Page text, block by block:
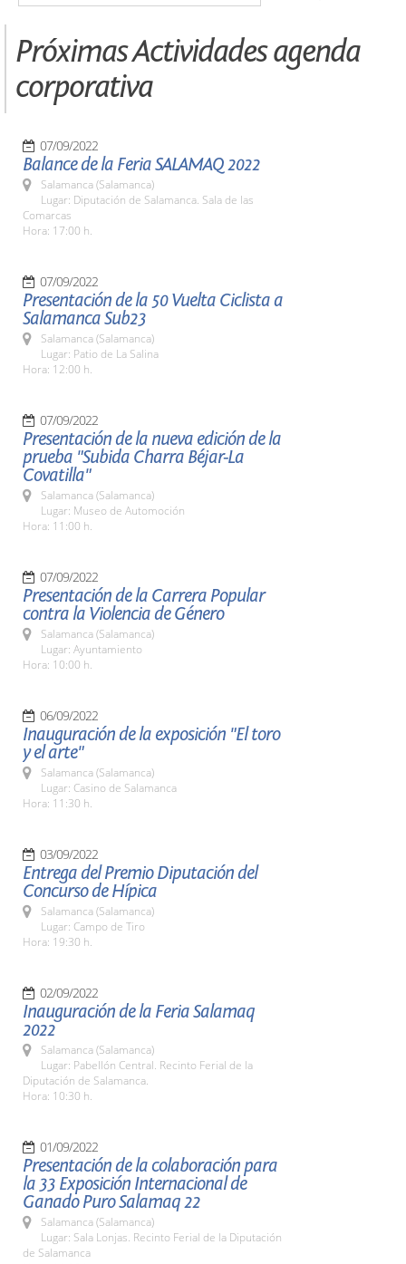
Próximas Actividades agenda
corporativa
07/09/2022
Balance de la Feria SALAMAQ 2022
Salamanca (Salamanca)
Lugar: Diputación de Salamanca. Sala de las
Comarcas
Hora: 17:00 h.
07/09/2022
Presentación de la 50 Vuelta Ciclista a
Salamanca Sub23
Salamanca (Salamanca)
Lugar: Patio de La Salina
Hora: 12:00 h.
07/09/2022
Presentación de la nueva edición de la
prueba "Subida Charra Béjar-La
Covatilla"
Salamanca (Salamanca)
Lugar: Museo de Automoción
Hora: 11:00 h.
07/09/2022
Presentación de la Carrera Popular
contra la Violencia de Género
Salamanca (Salamanca)
Lugar: Ayuntamiento
Hora: 10:00 h.
06/09/2022
Inauguración de la exposición "El toro
y el arte"
Salamanca (Salamanca)
Lugar: Casino de Salamanca
Hora: 11:30 h.
03/09/2022
Entrega del Premio Diputación del
Concurso de Hípica
Salamanca (Salamanca)
Lugar: Campo de Tiro
Hora: 19:30 h.
02/09/2022
Inauguración de la Feria Salamaq
2022
Salamanca (Salamanca)
Lugar: Pabellón Central. Recinto Ferial de la
Diputación de Salamanca.
Hora: 10:30 h.
01/09/2022
Presentación de la colaboración para
la 33 Exposición Internacional de
Ganado Puro Salamaq 22
Salamanca (Salamanca)
Lugar: Sala Lonjas. Recinto Ferial de la Diputación
de Salamanca